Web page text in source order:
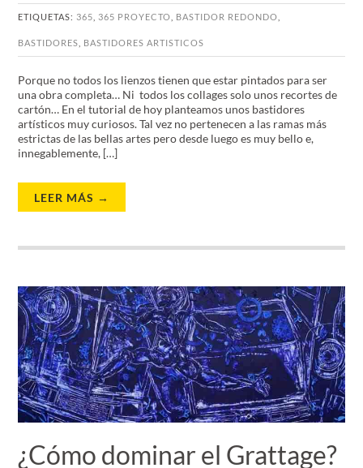
ETIQUETAS: 365 365 PROYECTO BASTIDOR REDONDO
BASTIDORES BASTIDORES ARTISTICOS
Porque no todos los lienzos tienen que estar pintados para ser
una obra completa… Ni todos los collages solo unos recortes de
cartón… En el tutorial de hoy planteamos unos bastidores
artísticos muy curiosos. Tal vez no pertenecen a las ramas más
estrictas de las bellas artes pero desde luego es muy bello e,
innegablemente, […]
LEER MÁS →
¿Cómo dominar el Grattage?